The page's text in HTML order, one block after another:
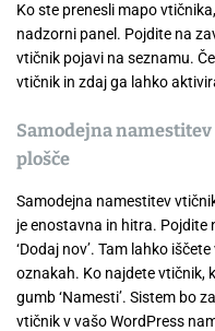
Ko ste prenesli mapo
nadzorni panel. Pojdite na
vtičnik pojavi na seznamu.
vtičnik in zdaj ga lahko
Samodejna
plošče
Samodejna namestitev
je enostavna in hitra. Pojdite
‘Dodaj nov’. Tam lahko
oznakah. Ko najdete vtičnik,
gumb ‘Namesti’. Sistem bo
vtičnik v vašo WordPress